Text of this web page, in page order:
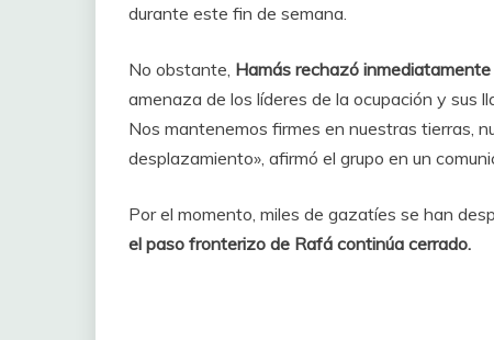
durante este fin de semana.
No obstante, Hamás rechazó
amenaza de los líderes de la ocupación y sus
Nos mantenemos firmes en nuestras tierras,
desplazamiento», afirmó el grupo en un
Por el momento, miles de gazatíes se han
el paso fronterizo de Rafá continúa cerrado.